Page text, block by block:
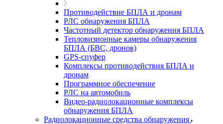
Противодействие БПЛА и дронам
РЛС обнаружения БПЛА
Частотный детектор обнаружения БПЛА
Тепловизионные камеры обнаружения
БПЛА (БВС, дронов)
GPS-спуфер
Комплексы противодействия БПЛА и
дронам
Программное обеспечение
РЛС на автомобиль
Видео-радиолокационные комплексы
обнаружения БПЛА
Радиолокационные средства обнаружения